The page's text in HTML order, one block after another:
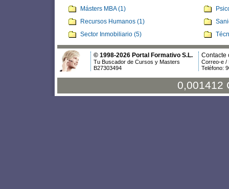
Másters MBA (1)
Recursos Humanos (1)
Sector Inmobiliario (5)
© 1998-2026 Portal Formativo S.L.
Tu Buscador de Cursos y Masters
B27303494
Contacte
Correo-e /
Teléfono:
0,001412